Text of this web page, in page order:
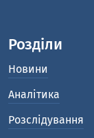
Розділи
Новини
Аналітика
Розслідування